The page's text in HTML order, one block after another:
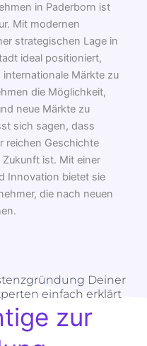
in Paderborn ist
Mit modernen
strategischen Lage in
ideal positioniert,
Märkte zu
die Möglichkeit,
neue Märkte zu
sich sagen, dass
reichen Geschichte
ist. Mit einer
Innovation bietet sie
die nach neuen
Deiner
einfach erklärt
zur